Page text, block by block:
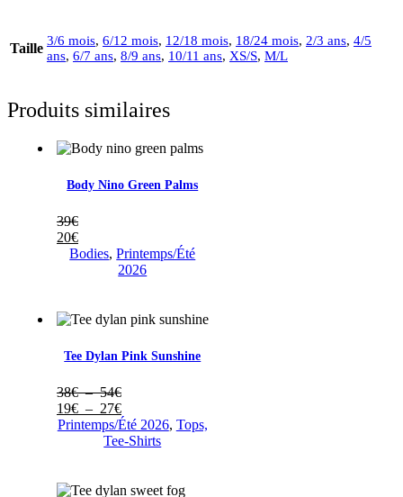
Taille 3/6 mois, 6/12 mois, 12/18 mois, 18/24 mois, 2/3 ans, 4/5
ans, 6/7 ans, 8/9 ans, 10/11 ans, XS/S, M/L
Produits similaires
Body Nino Green Palms
39€
20€
Bodies,Printemps/Été
2026
Tee Dylan Pink Sunshine
38€ – 54€Plage
de
prix :
38€
19€ – 27€Plage
de
prix :
27€
Printemps/Été 2026, Tops,
Tee-Shirts